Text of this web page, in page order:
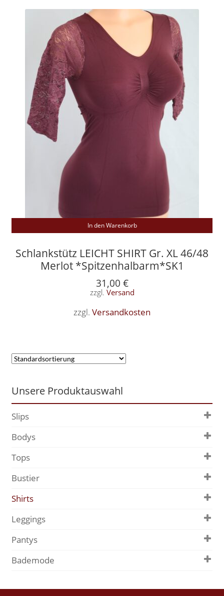
Schlankstütz LEICHT SHIRT Gr. XL 46/48
Merlot *Spitzenhalbarm*SK1
31,00 €
zzgl. Versand
zzgl. Versandkosten
In den Warenkorb
Unsere Produktauswahl
Slips
Bodys
Tops
Bustier
Shirts
Leggings
Pantys
Bademode